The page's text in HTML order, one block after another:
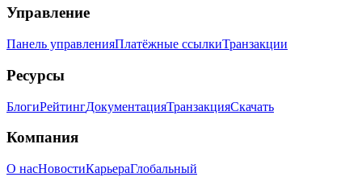
Управление
Панель управленияПлатёжные ссылкиТранзакции
Ресурсы
БлогиРейтингДокументацияТранзакцияСкачать
Компания
О насНовостиКарьераГлобальный